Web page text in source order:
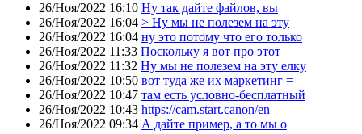
26/Ноя/2022 16:10 Ну так дайте файлов, вы
26/Ноя/2022 16:04 > Ну мы не полезем на эту
26/Ноя/2022 16:04 ну это потому что его только
26/Ноя/2022 11:33 Поскольку я вот про этот
26/Ноя/2022 11:32 Ну мы не полезем на эту елку
26/Ноя/2022 10:50 вот туда же их маркетинг =
26/Ноя/2022 10:47 там есть условно-бесплатный
26/Ноя/2022 10:43 https://cam.start.canon/en
26/Ноя/2022 09:34 А дайте пример, а то мы о